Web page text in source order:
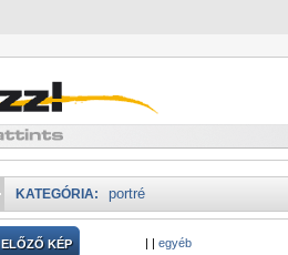
KATEGÓRIA: portré
ELŐZŐ KÉP | | egyéb